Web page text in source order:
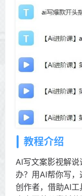
教程介绍
AI写文案影视解
办？用AI帮你写
创作者，借助AI